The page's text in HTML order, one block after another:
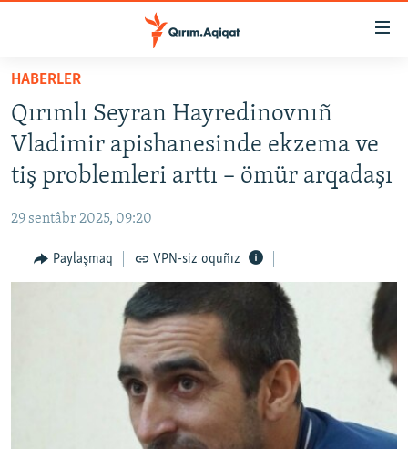
Esas
qaytmaq
Baş
navigatsiyağa
qaytmaq
Qıdıruvğa
HABERLER
SİYASET
İQTİSADİYAT
MEDENİYET
İNSAN AQLARI
HABERLER
Qırımlı Seyran Hayredinovnıñ
Vladimir apishanesinde ekzema ve
tiş problemleri arttı – ömür arqadaşı
29 sentâbr 2025, 09:20
Paylaşmaq VPN-siz oquñız